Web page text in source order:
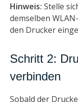
Hinweis: Stelle
demselben
den Drucker
Schritt 2:
verbinden
Sobald der